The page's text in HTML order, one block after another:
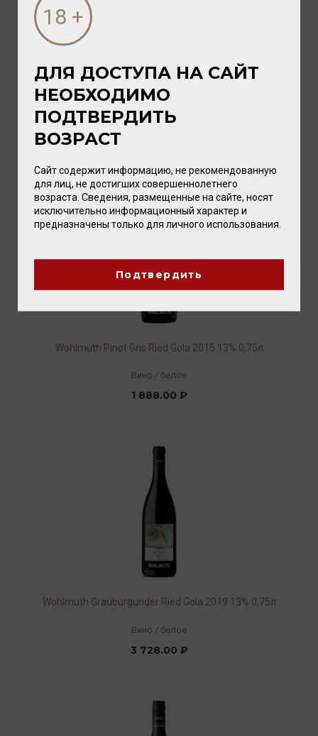
Wohlmuth Sauvignon Blanc Ried Steinriegl 2019 13%
0,75л
Вино / белое
Wohlmuth Pinot Gris Ried Gola 2015 13% 0,75л
Вино / белое
1 888.00 ₽
Wohlmuth Grauburgunder Ried Gola 2019 13% 0,75л
Вино / белое
3 728.00 ₽
ДЛЯ ДОСТУПА НА САЙТ
НЕОБХОДИМО
ПОДТВЕРДИТЬ
ВОЗРАСТ
Сайт содержит информацию, не рекомендованную
для лиц, не достигших совершеннолетнего
возраста. Сведения, размещенные на сайте, носят
исключительно информационный характер и
предназначены только для личного использования.
Подтвердить